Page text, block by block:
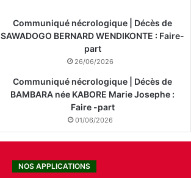
Communiqué nécrologique | Décès de
SAWADOGO BERNARD WENDIKONTE : Faire-
part
26/06/2026
Communiqué nécrologique | Décès de
BAMBARA née KABORE Marie Josephe :
Faire -part
01/06/2026
NOS APPLICATIONS